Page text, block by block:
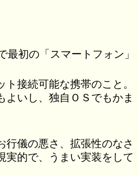
最初の「スマートフォン」
ト接続可能な携帯のこと。
よいし、独自ＯＳでもかま
行儀の悪さ、拡張性のなさ
実的で、うまい実装をして